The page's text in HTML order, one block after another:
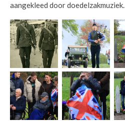
aangekleed door doedelzakmuziek.